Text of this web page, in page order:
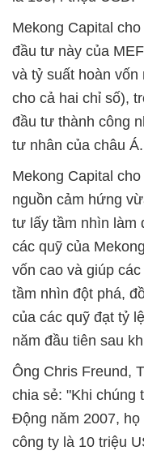
Mekong Capital
đầu tư này của
và tỷ suất hoàn vốn
cho cả hai chỉ số),
đầu tư thành công
tư nhân của châu Á.
Mekong Capital
nguồn cảm hứng
tư lấy tầm nhìn làm
các quỹ của
vốn cao và giúp
tầm nhìn đột phá,
của các quỹ đạt tỷ
năm đầu tiên sau
Ông Chris Freund,
chia sẻ: "Khi chúng
Động năm 2007,
công ty là 10 triệu